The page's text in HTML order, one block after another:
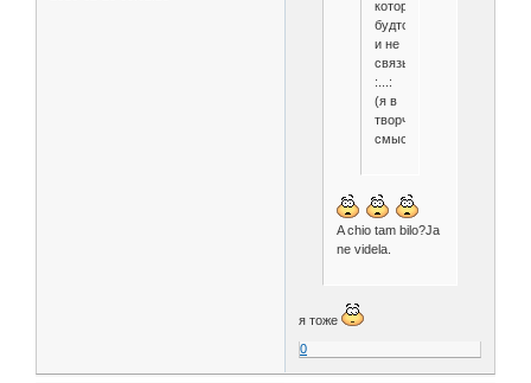
которых
будто
и не
связывает
:...:
(я в
творческом
смысле)
A chio tam bilo?Ja
ne videla.
я тоже
0